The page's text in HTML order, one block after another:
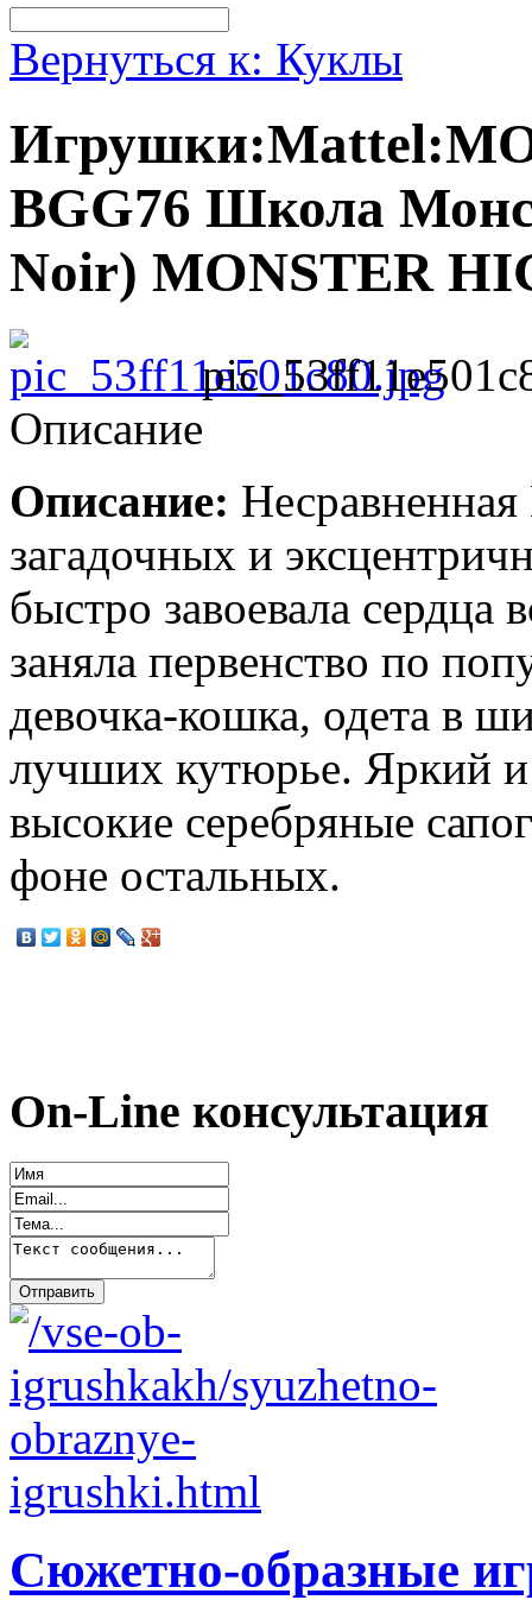
Вернуться к: Куклы
BGG76 Школа
Noir) MONSTER
Описание
Описание:
загадочных и
быстро завоевала сердца
заняла первенство по
девочка-кошка, одета в
лучших кутюрье. Яркий
высокие серебряные
фоне остальных.
On-Line консультация
Сюжетно-образные